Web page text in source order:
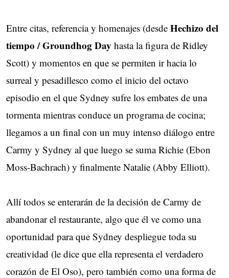
Entre citas, referencia y homenajes (desde Hechizo del
tiempo / Groundhog Day hasta la figura de Ridley
Scott) y momentos en que se permiten ir hacia lo
surreal y pesadillesco como el inicio del octavo
episodio en el que Sydney sufre los embates de una
tormenta mientras conduce un programa de cocina;
llegamos a un final con un muy intenso diálogo entre
Carmy y Sydney al que luego se suma Richie (Ebon
Moss-Bachrach) y finalmente Natalie (Abby Elliott).
Allí todos se enterarán de la decisión de Carmy de
abandonar el restaurante, algo que él ve como una
oportunidad para que Sydney despliegue toda su
creatividad (le dice que ella representa el verdadero
corazón de El Oso), pero también como una forma de